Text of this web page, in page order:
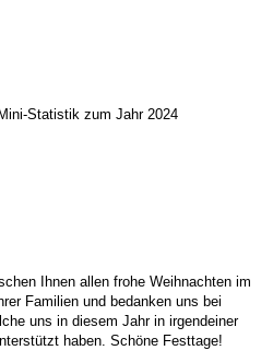
Statistik zum Jahr 2024
Ihnen allen frohe Weihnachten im
Familien und bedanken uns bei
uns in diesem Jahr in irgendeiner
haben. Schöne Festtage!